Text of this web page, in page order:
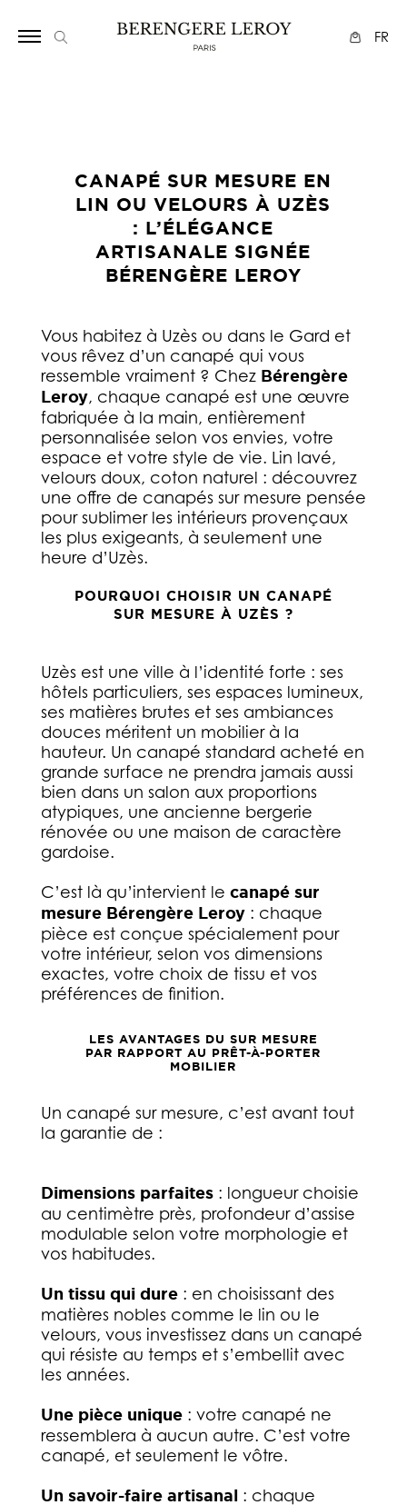
FR
CANAPÉ SUR MESURE EN
LIN OU VELOURS À UZÈS
: L’ÉLÉGANCE
ARTISANALE SIGNÉE
BÉRENGÈRE LEROY
Vous habitez à Uzès ou dans le Gard et
vous rêvez d’un canapé qui vous
ressemble vraiment ? Chez Bérengère
Leroy, chaque canapé est une œuvre
fabriquée à la main, entièrement
personnalisée selon vos envies, votre
espace et votre style de vie. Lin lavé,
velours doux, coton naturel : découvrez
une offre de canapés sur mesure pensée
pour sublimer les intérieurs provençaux
les plus exigeants, à seulement une
heure d’Uzès.
POURQUOI CHOISIR UN CANAPÉ
SUR MESURE À UZÈS ?
Uzès est une ville à l’identité forte : ses
hôtels particuliers, ses espaces lumineux,
ses matières brutes et ses ambiances
douces méritent un mobilier à la
hauteur. Un canapé standard acheté en
grande surface ne prendra jamais aussi
bien dans un salon aux proportions
atypiques, une ancienne bergerie
rénovée ou une maison de caractère
gardoise.
C’est là qu’intervient le canapé sur
mesure Bérengère Leroy: chaque
pièce est conçue spécialement pour
votre intérieur, selon vos dimensions
exactes, votre choix de tissu et vos
préférences de finition.
LES AVANTAGES DU SUR MESURE
PAR RAPPORT AU PRÊT-À-PORTER
MOBILIER
Un canapé sur mesure, c’est avant tout
la garantie de :
Dimensions parfaites: longueur choisie
au centimètre près, profondeur d’assise
modulable selon votre morphologie et
vos habitudes.
Un tissu qui dure: en choisissant des
matières nobles comme le lin ou le
velours, vous investissez dans un canapé
qui résiste au temps et s’embellit avec
les années.
Une pièce unique: votre canapé ne
ressemblera à aucun autre. C’est votre
canapé, et seulement le vôtre.
Un savoir-faire artisanal: chaque